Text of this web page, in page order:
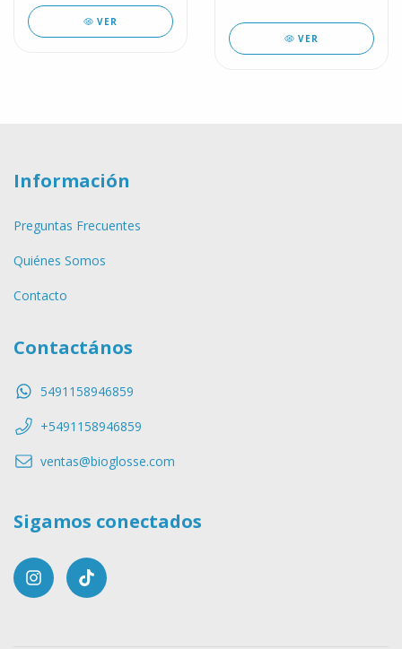
VER
VER
Información
Preguntas Frecuentes
Quiénes Somos
Contacto
Contactános
5491158946859
+5491158946859
ventas@bioglosse.com
Sigamos conectados